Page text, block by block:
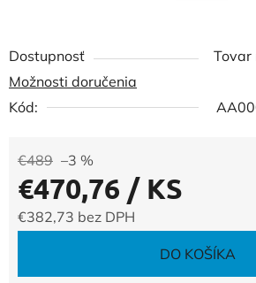
Dostupnosť
Tovar
Možnosti doručenia
Kód:
€489 –3 %
€470,76 / KS
€382,73 bez DPH
DO KOŠÍKA